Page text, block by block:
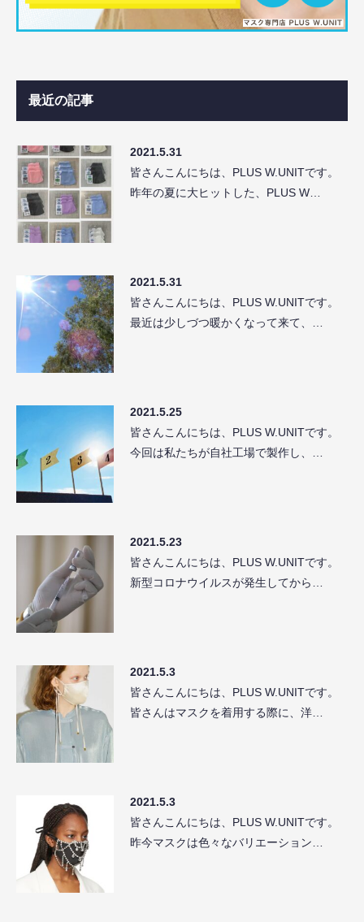
最近の記事
2021.5.31
皆さんこんにちは、PLUS W.UNITです。
昨年の夏に大ヒットした、PLUS W…
2021.5.31
皆さんこんにちは、PLUS W.UNITです。
最近は少しづつ暖かくなって来て、…
2021.5.25
皆さんこんにちは、PLUS W.UNITです。
今回は私たちが自社工場で製作し、…
2021.5.23
皆さんこんにちは、PLUS W.UNITです。
新型コロナウイルスが発生してから…
2021.5.3
皆さんこんにちは、PLUS W.UNITです。
皆さんはマスクを着用する際に、洋…
2021.5.3
皆さんこんにちは、PLUS W.UNITです。
昨今マスクは色々なバリエーション…